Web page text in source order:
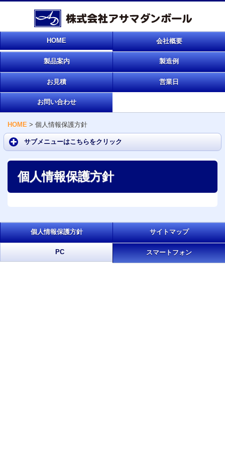
HOME 会社概要
製品案内 製造例
お見積 営業日
お問い合わせ
HOME > 個人情報保護方針
サブメニューはこちらをクリック
個人情報保護方針
個人情報保護方針 サイトマップ
PC スマートフォン